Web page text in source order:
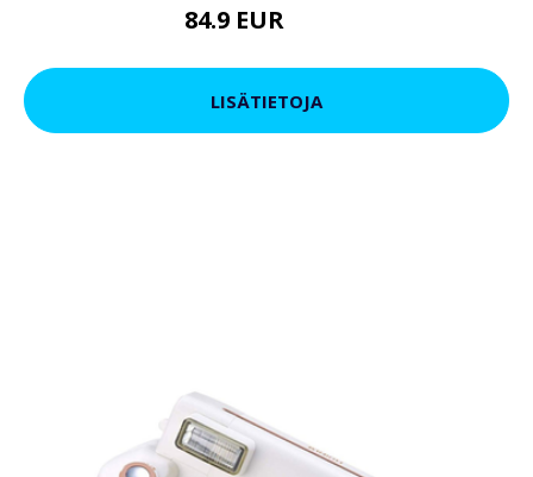
84.9 EUR
LISÄTIETOJA